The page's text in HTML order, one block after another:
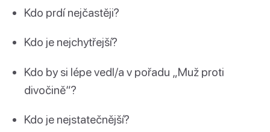
Kdo prdí nejčastěji?
Kdo je nejchytřejší?
Kdo by si lépe vedl/a v pořadu „Muž proti
divočině“?
Kdo je nejstatečnější?